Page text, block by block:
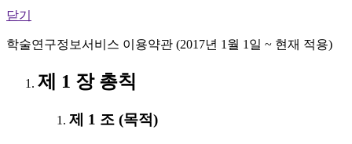
닫기
학술연구정보서비스 이용약관 (2017년 1월 1일 ~ 현재 적용)
제 1 장 총칙
제 1 조 (목적)